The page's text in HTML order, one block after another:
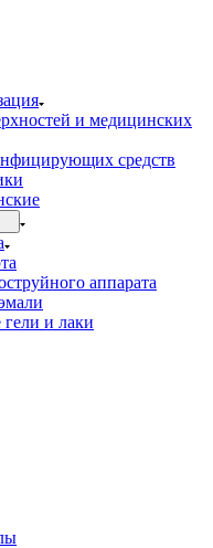
и медицинских
средств
аппарата
и лаки